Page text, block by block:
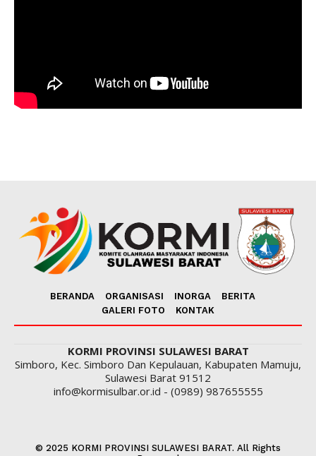
BERANDA ORGANISASI INORGA
BERITA
GALERI FOTO
KONTAK
KORMI PROVINSI SULAWESI BARAT
Simboro, Kec. Simboro Dan Kepulauan, Kabupaten Mamuju,
Sulawesi Barat 91512
info@kormisulbar.or.id - (0989) 987655555
© 2025 KORMI PROVINSI SULAWESI BARAT. All Rights